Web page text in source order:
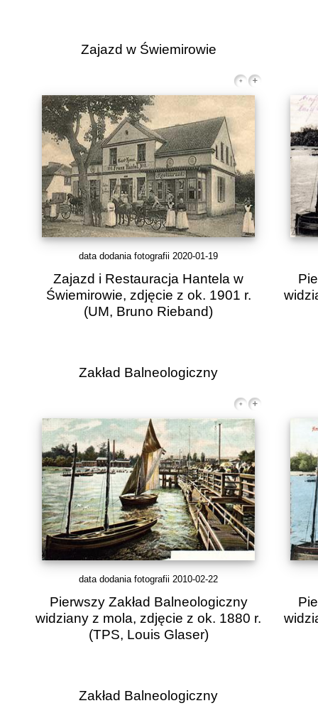
Zajazd w Świemirowie
data dodania fotografii 2020-01-19
Zajazd i Restauracja Hantela w
Świemirowie, zdjęcie z ok. 1901 r.
(UM, Bruno Rieband)
Zakład Balneologiczny
data dodania fotografii 2010-02-22
Pierwszy Zakład Balneologiczny
widziany z mola, zdjęcie z ok. 1880 r.
(TPS, Louis Glaser)
Zakład Balneologiczny